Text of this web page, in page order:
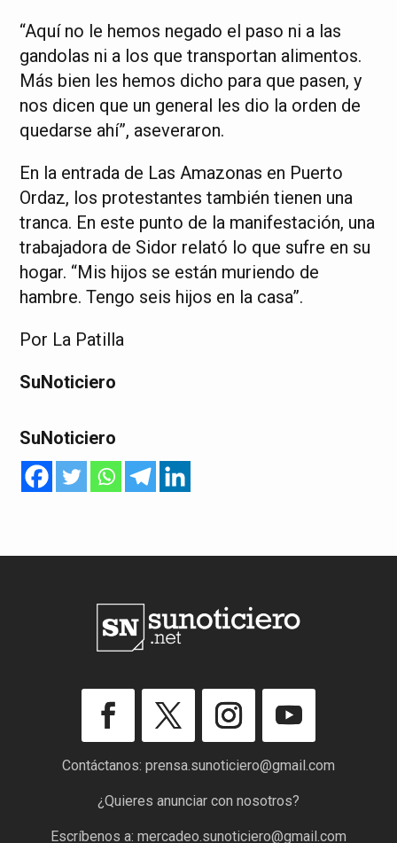
“Aquí no le hemos negado el paso ni a las
gandolas ni a los que transportan alimentos.
Más bien les hemos dicho para que pasen, y
nos dicen que un general les dio la orden de
quedarse ahí”, aseveraron.
En la entrada de Las Amazonas en Puerto
Ordaz, los protestantes también tienen una
tranca. En este punto de la manifestación, una
trabajadora de Sidor relató lo que sufre en su
hogar. “Mis hijos se están muriendo de
hambre. Tengo seis hijos en la casa”.
Por La Patilla
SuNoticiero
SuNoticiero
Contáctanos: prensa.sunoticiero@gmail.com
¿Quieres anunciar con nosotros?
Escríbenos a: mercadeo.sunoticiero@gmail.com